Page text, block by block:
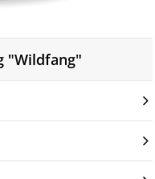
"Wildfang"